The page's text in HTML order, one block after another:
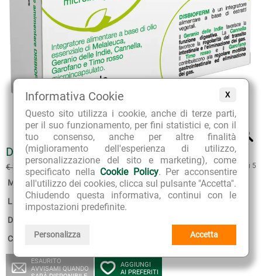
X
Informativa Cookie
Questo sito utilizza i cookie, anche di terze parti,
per il suo funzionamento, per fini statistici e, con il
tuo consenso, anche per altre finalità
(miglioramento dell'esperienza di utilizzo,
personalizzazione del sito e marketing), come
specificato nella Cookie Policy. Per acconsentire
all'utilizzo dei cookies, clicca sul pulsante "Accetta".
Chiudendo questa informativa, continui con le
impostazioni predefinite.
Personalizza Accetta
DISBIOFERM
€ 29.90 € 26.91 (sconto 10%) 5 su 5
Marca: Herboplanet
Linea: Oli Essenziali Microincapsulati
Disponibilità:
Confezione:30 capsule vegetali
ESAURITO
AVVISAMI QUANDO
AGGIUNGI
AI PREFERITI